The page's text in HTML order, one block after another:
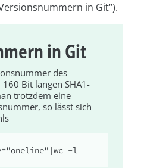
in Git“).
in Git
des
Bit langen SHA1-
trotzdem eine
so lässt sich
-l